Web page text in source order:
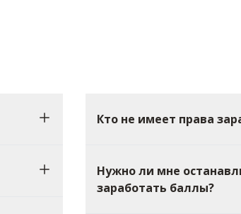
Кто не имеет права
Нужно ли мне
заработать баллы?